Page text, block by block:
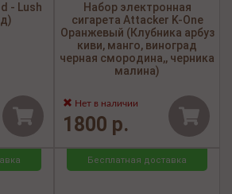
- Lush
Набор электронная
сигарета Attacker K-One
Оранжевый (Клубника арбуз
киви, манго, виноград
черная смородина,, черника
малина)
Нет в наличии
1800 р.
Бесплатная доставка